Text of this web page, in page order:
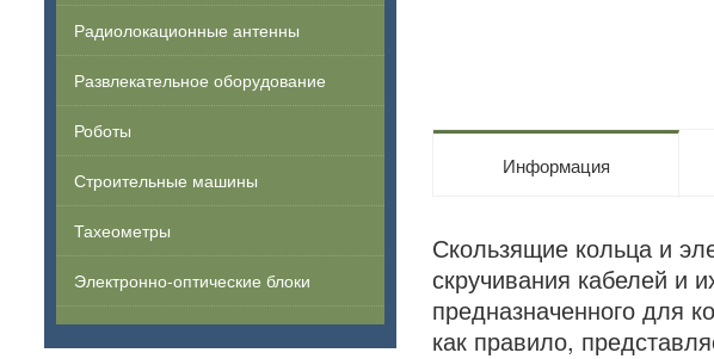
Радиолокационные антенны
Развлекательное оборудование
Роботы
Строительные машины
Тахеометры
Электронно-оптические блоки
Информация
Скользящие кольца и
скручивания кабелей и
предназначенного для
как правило,